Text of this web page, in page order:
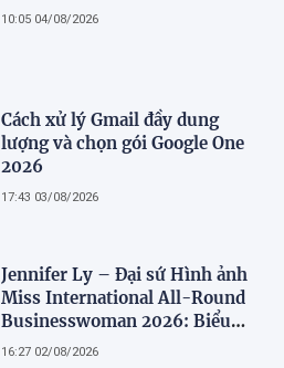
10:05 04/08/2026
Cách xử lý Gmail đầy dung
lượng và chọn gói Google One
2026
17:43 03/08/2026
Jennifer Ly – Đại sứ Hình ảnh
Miss International All-Round
Businesswoman 2026: Biểu
tượng của nhan sắc, trí tuệ và
16:27 02/08/2026